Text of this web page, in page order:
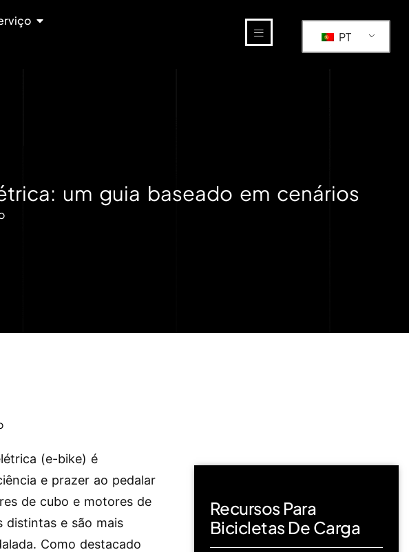
PT
um guia baseado em cenários
(e-bike) é
e prazer ao pedalar
de cubo e motores de
e são mais
Como destacado
Recursos Para
Bicicletas De Carga